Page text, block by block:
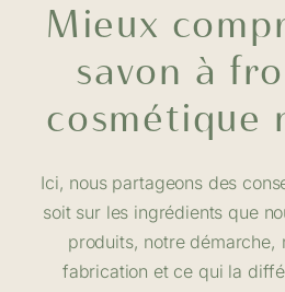
Mieux
savon à
cosmétique
Ici, nous partageons des
soit sur les ingrédients que
produits, notre démarche,
fabrication et ce qui la